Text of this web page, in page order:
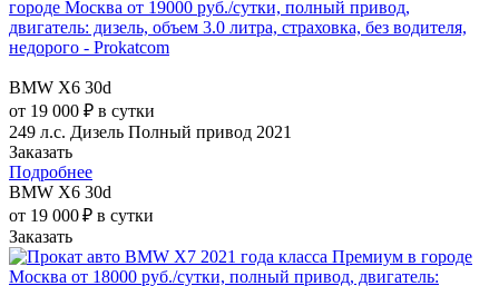
BMW X6 30d
от 19 000 ₽ в сутки
249 л.с. Дизель Полный привод 2021
Заказать
Подробнее
BMW X6 30d
от 19 000 ₽ в сутки
Заказать